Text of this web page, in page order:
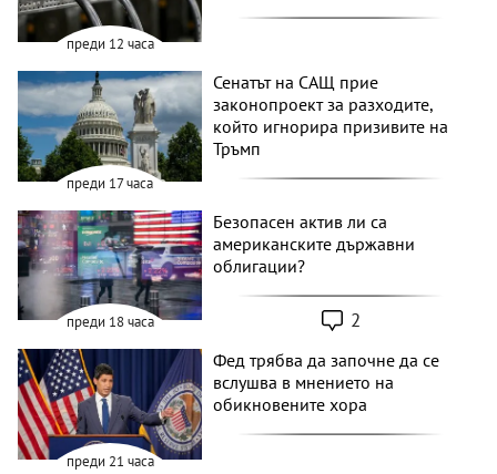
преди 12 часа
преди 17 часа
Сенатът на САЩ прие
законопроект за разходите,
който игнорира призивите на
Тръмп
преди 18 часа
Безопасен актив ли са
американските държавни
облигации?
2
преди 21 часа
Фед трябва да започне да се
вслушва в мнението на
обикновените хора